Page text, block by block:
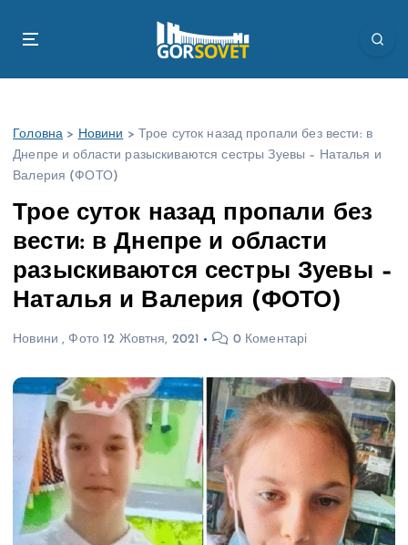
Головна > Новини >
Трое суток назад пропали без вести: в
Днепре и области разыскиваются сестры Зуевы – Наталья и
Валерия (ФОТО)
Трое суток назад пропали без
вести: в Днепре и области
разыскиваются сестры Зуевы –
Наталья и Валерия (ФОТО)
Новини , Фото 12 Жовтня, 2021 0 Коментарі